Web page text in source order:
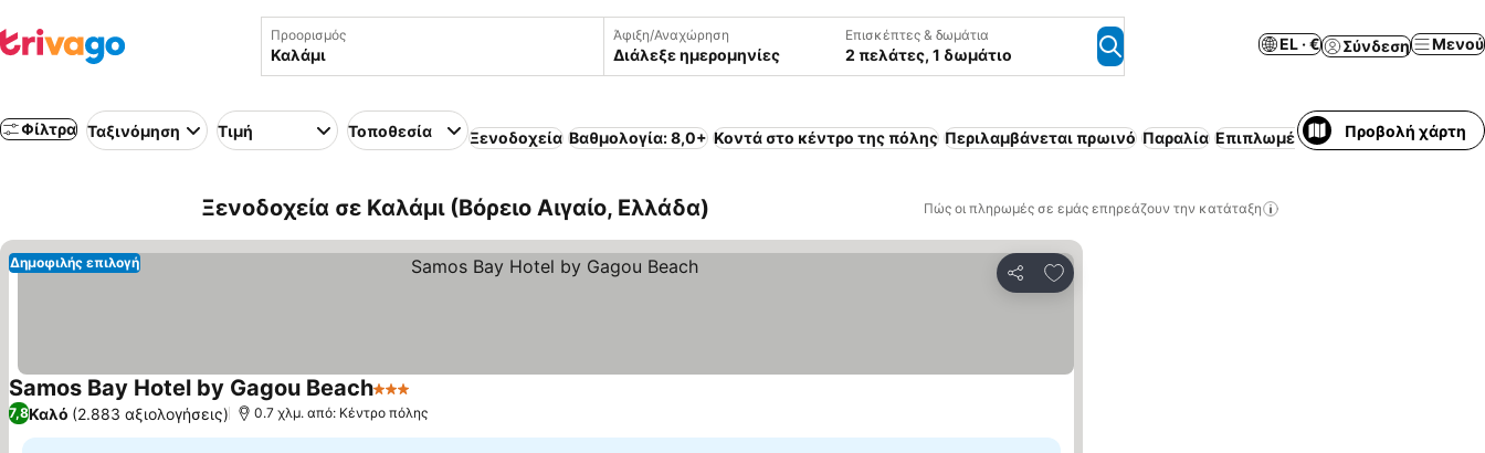
Προορισμός Άφιξη/Αναχώρηση
Διάλεξε ημερομηνίες
Επισκέπτες & δωμάτια
2 πελάτες, 1 δωμάτιο
EL · € Σύνδεση Μενού
Φίλτρα Ταξινόμηση Τιμή Τοποθεσία Ξενοδοχεία Βαθμολογία: 8,0+ Κοντά στο κέντρο της πόλης Περιλαμβάνεται πρωινό Παραλία Επιπλωμένο διαμέρισμα Πισίνα
Προβολή χάρτη
Ξενοδοχεία σε Καλάμι (Βόρειο Αιγαίο, Ελλάδα) Πώς οι πληρωμές σε εμάς επηρεάζουν την κατάταξη
Κοινοποίηση
Προσθήκη στα αγαπημένα
Δημοφιλής επιλογή
Samos Bay Hotel by Gagou Beach3 Αστέρια
7,8Καλό (2.883 αξιολογήσεις) 0.7 χλμ. από: Κέντρο πόλης